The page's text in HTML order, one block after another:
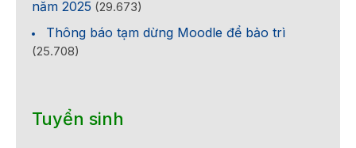
năm 2025 (29.673)
Thông báo tạm dừng Moodle để bảo trì
(25.708)
Tuyển sinh